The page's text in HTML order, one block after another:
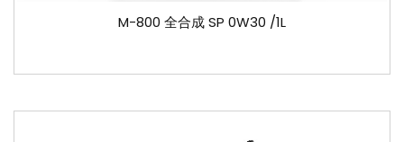
M-800 全合成 SP 0W30 /1L